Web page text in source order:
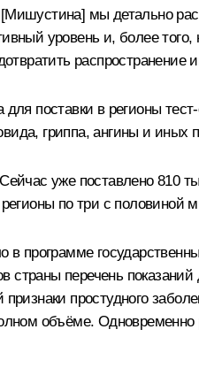
мы детально
уровень и, более
поставки в регионы
гриппа, ангины и иных
уже поставлено 810
по три с половиной
программе
перечень
простудного
объёме.